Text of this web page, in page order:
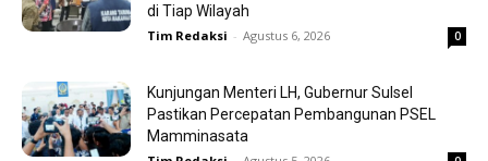
di Tiap Wilayah
Tim Redaksi - Agustus 6, 2026 0
Kunjungan Menteri LH, Gubernur Sulsel
Pastikan Percepatan Pembangunan PSEL
Mamminasata